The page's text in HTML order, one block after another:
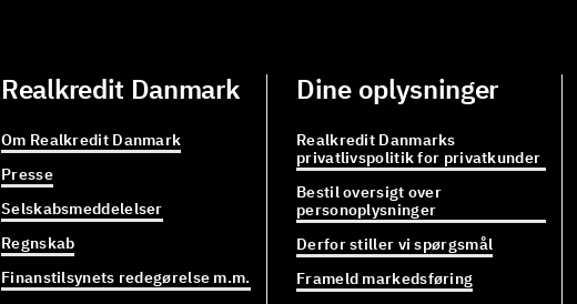
Realkredit Danmark
Om Realkredit Danmark
Presse
Selskabsmeddelelser
Regnskab
Finanstilsynets redegørelse m.m.
Dine oplysninger
Realkredit Danmarks
privatlivspolitik for privatkunder
Bestil oversigt over
personoplysninger
Derfor stiller vi spørgsmål
Frameld markedsføring